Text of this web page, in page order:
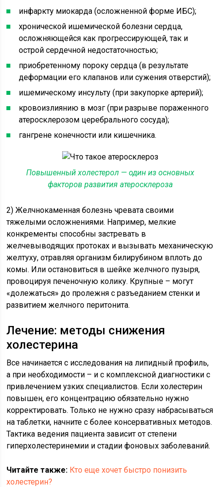
инфаркту миокарда (осложненной форме ИБС);
хронической ишемической болезни сердца,
осложняющейся как прогрессирующей, так и
острой сердечной недостаточностью;
приобретенному пороку сердца (в результате
деформации его клапанов или сужения отверстий);
ишемическому инсульту (при закупорке артерий);
кровоизлиянию в мозг (при разрыве пораженного
атеросклерозом церебрального сосуда);
гангрене конечности или кишечника.
Повышенный холестерол — один из основных
факторов развития атеросклероза
2) Желчнокаменная болезнь чревата своими
тяжелыми осложнениями. Например, мелкие
конкременты способны застревать в
желчевыводящих протоках и вызывать механическую
желтуху, отравляя организм билирубином вплоть до
комы. Или остановиться в шейке желчного пузыря,
провоцируя печеночную колику. Крупные – могут
«долежаться» до пролежня с разъеданием стенки и
развитием желчного перитонита.
Лечение: методы снижения
холестерина
Все начинается с исследования на липидный профиль,
а при необходимости – и с комплексной диагностики с
привлечением узких специалистов. Если холестерин
повышен, его концентрацию обязательно нужно
корректировать. Только не нужно сразу набрасываться
на таблетки, начните с более консервативных методов.
Тактика ведения пациента зависит от степени
гиперхолестеринемии и стадии фоновых заболеваний.
Читайте также: Кто еще хочет быстро понизить
холестерин?